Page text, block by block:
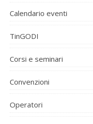
Calendario eventi
TinGODI
Corsi e seminari
Convenzioni
Operatori